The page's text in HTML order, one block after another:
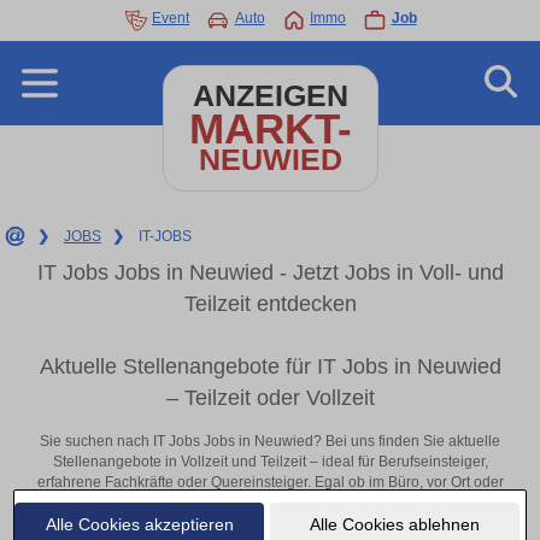
Alle Cookies akzeptieren Alle Cookies ablehnen
Event Auto Immo Job
ANZEIGEN
MARKT-
NEUWIED
❯ JOBS ❯ IT-JOBS
IT Jobs Jobs in Neuwied - Jetzt Jobs in Voll- und
Teilzeit entdecken
Aktuelle Stellenangebote für IT Jobs in Neuwied
– Teilzeit oder Vollzeit
Sie suchen nach IT Jobs Jobs in Neuwied? Bei uns finden Sie aktuelle
Stellenangebote in Vollzeit und Teilzeit – ideal für Berufseinsteiger,
erfahrene Fachkräfte oder Quereinsteiger. Egal ob im Büro, vor Ort oder
remote: Entdecken Sie jetzt neue Chancen in Ihrer Region und
bewerben Sie sich direkt auf passende IT Jobs-Stellen in Neuwied!